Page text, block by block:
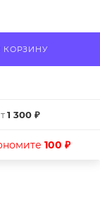
КОРЗИНУ
1 300 ₽
100 ₽